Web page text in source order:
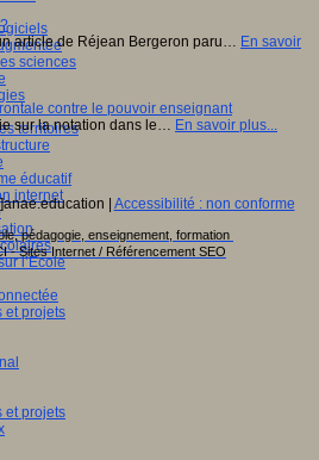
sciences
territoires
éducatif
internet
l’Ecole
et projets
et projets
article de Réjean Bergeron paru… En savoir
contre le pouvoir enseignant
sur la notation dans le… En savoir plus...
| Accessibilité : non conforme
pédagogie, enseignement, formation
- Sites Internet / Référencement SEO